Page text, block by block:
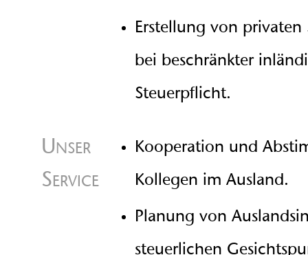
Erstellung von privaten
bei beschränkter
Steuerpflicht.
Unser
Service
Kooperation und
Kollegen im Ausland.
Planung von
steuerlichen